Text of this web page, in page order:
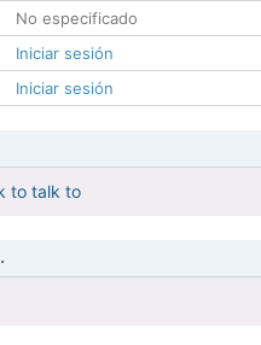
No especificado
Iniciar sesión
Iniciar sesión
to talk to